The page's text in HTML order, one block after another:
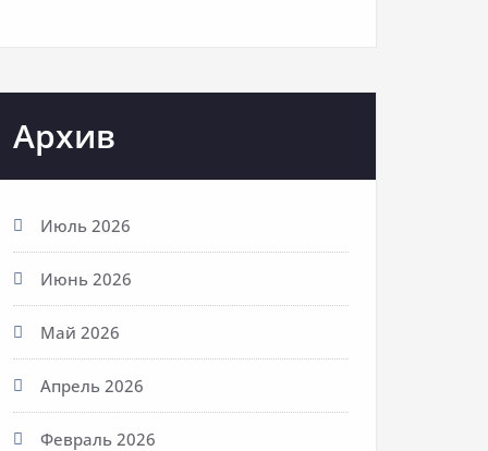
Архив
Июль 2026
Июнь 2026
Май 2026
Апрель 2026
Февраль 2026